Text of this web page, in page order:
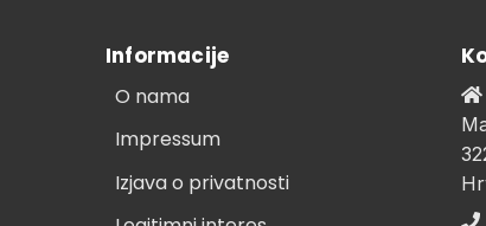
Informacije
O nama
Impressum
Izjava o privatnosti